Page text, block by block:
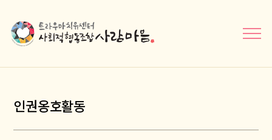
메뉴닫기
인권옹호활동